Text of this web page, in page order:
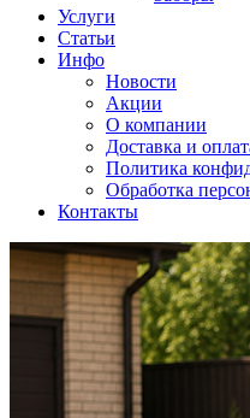
Услуги
Статьи
Инфо
Новости
Акции
О компании
Доставка и
Политика
Обработка
Контакты